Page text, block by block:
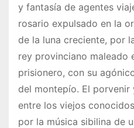
y fantasía de agentes
rosario expulsado en la
de la luna creciente, por
rey provinciano maleado
prisionero, con su
del montepío. El porvenir
entre los viejos
por la música sibilina de